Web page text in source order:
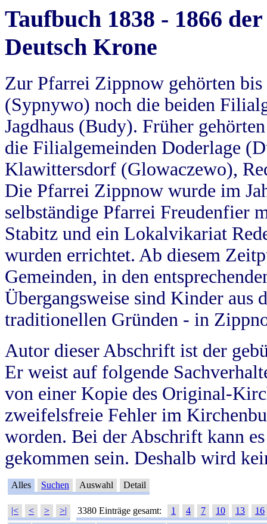
Taufbuch 1838 - 1866
Deutsch Krone
Zur Pfarrei Zippnow gehörten
(Sypnywo) noch die beiden
Jagdhaus (Budy). Früher
die Filialgemeinden Doderlage
Klawittersdorf (Glowaczewo),
Die Pfarrei Zippnow wurde im
selbständige Pfarrei Freudenfier
Stabitz und ein Lokalvikariat
wurden errichtet. Ab diesem
Gemeinden, in den
Übergangsweise sind Kinder aus
traditionellen Gründen - in
Autor dieser Abschrift ist der
Er weist auf folgende
von einer Kopie des Original-
zweifelsfreie Fehler im
worden. Bei der Abschrift kann
gekommen sein. Deshalb wird
Alles Suchen Auswahl Detail
|< < > >| 3380 Einträge gesamt: 1 4 7 10 13
16